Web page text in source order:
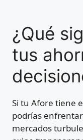
¿Qué
tus
Si tu Afore tiene
podrías
mercados